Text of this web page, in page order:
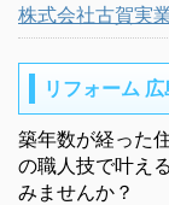
株式会社古賀実
リフォーム 広
築年数が経った
の職人技で叶える
みませんか？